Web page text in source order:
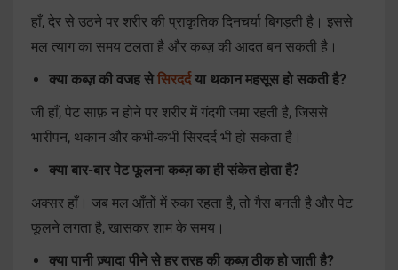
हाँ, देर से उठने पर शरीर की प्राकृतिक दिनचर्या बिगड़ती है। इससे
मल त्याग का समय टलता है और कब्ज़ की आदत बन सकती है।
क्या कब्ज़ की वजह सेसिरदर्दया थकान महसूस हो सकती है?
जी हाँ, पेट साफ़ न होने पर शरीर में गंदगी जमा रहती है, जिससे
भारीपन, थकान और कभी-कभी सिरदर्द भी हो सकता है।
क्या बार-बार पेट फूलना कब्ज़ का ही संकेत होता है?
अक्सर हाँ। जब मल आँतों में रुका रहता है, तो गैस बनती है और पेट
फूलने लगता है, खासकर शाम के समय।
क्या पानी ज़्यादा पीने से हर तरह की कब्ज़ ठीक हो जाती है?